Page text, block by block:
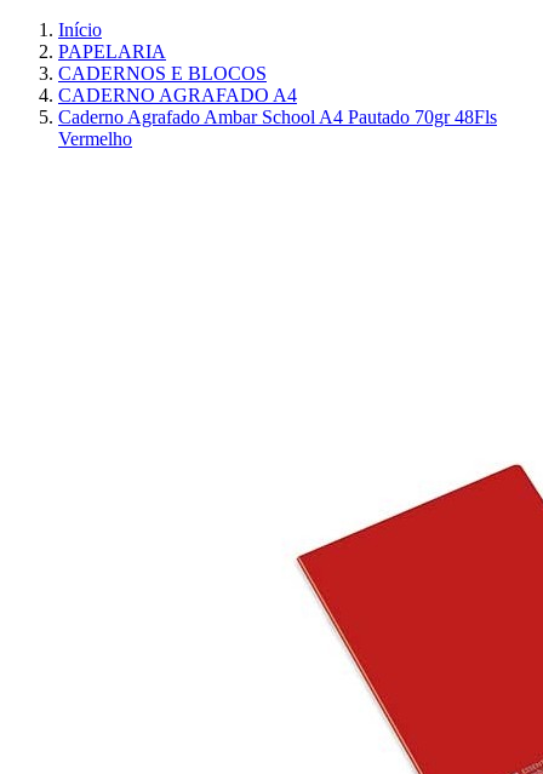
Início
PAPELARIA
CADERNOS E BLOCOS
CADERNO AGRAFADO A4
Caderno Agrafado Ambar School A4 Pautado 70gr 48Fls
Vermelho